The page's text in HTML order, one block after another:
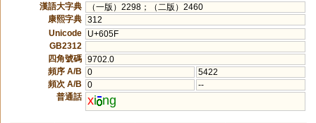
漢語大字典
（一版）2298；（二版）2460
康熙字典 312
Unicode
U+605F
GB2312
四角號碼 9702.0
頻序 A/B
0
5422
頻次 A/B
0
--
普通話 xi ng